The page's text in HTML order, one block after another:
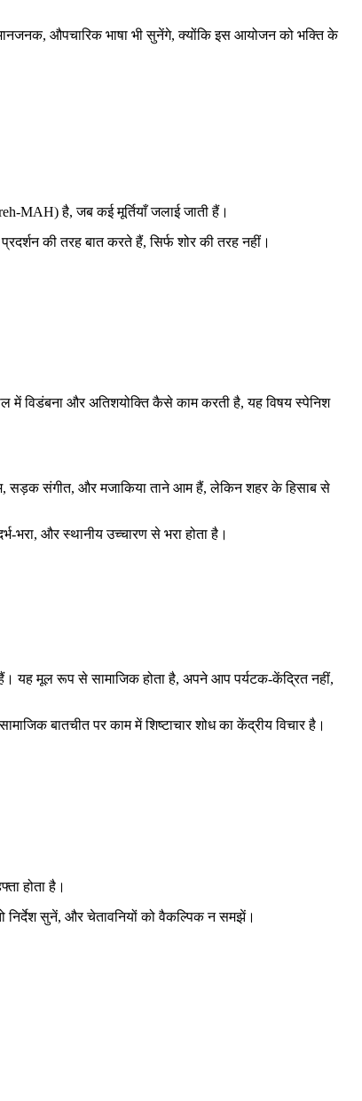
औपचारिक भाषा भी सुनेंगे, क्योंकि इस आयोजन को भक्ति के
MAH) है, जब कई मूर्तियाँ जलाई जाती हैं।
की तरह बात करते हैं, सिर्फ शोर की तरह नहीं।
में विडंबना और अतिशयोक्ति कैसे काम करती है, यह विषय स्पेनिश
सड़क संगीत, और मजाकिया ताने आम हैं, लेकिन शहर के हिसाब से
और स्थानीय उच्चारण से भरा होता है।
यह मूल रूप से सामाजिक होता है, अपने आप पर्यटक-केंद्रित नहीं,
बातचीत पर काम में शिष्टाचार शोध का केंद्रीय विचार है।
होता है।
निर्देश सुनें, और चेतावनियों को वैकल्पिक न समझें।